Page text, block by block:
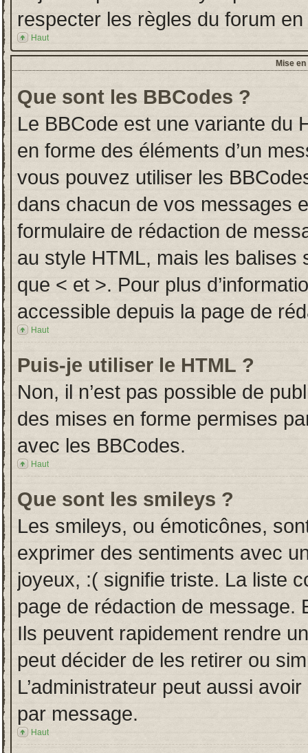
respecter les règles du forum
Haut
Mise
Que sont les BBCodes ?
Le BBCode est une variante du
en forme des éléments d’un
vous pouvez utiliser les
dans chacun de vos messages
formulaire de rédaction de
au style HTML, mais les
que < et >. Pour plus
accessible depuis la page de
Haut
Puis-je utiliser le HTML ?
Non, il n’est pas possible de
des mises en forme permises
avec les BBCodes.
Haut
Que sont les smileys ?
Les smileys, ou émoticônes,
exprimer des sentiments avec
joyeux, :( signifie triste. La liste
page de rédaction de message.
Ils peuvent rapidement rendre
peut décider de les retirer ou
L’administrateur peut aussi
par message.
Haut